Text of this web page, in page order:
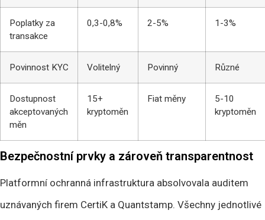
Poplatky za
transakce
0,3-0,8% 2-5% 1-3%
Povinnost KYC Volitelný Povinný Různé
Dostupnost
akceptovaných
měn
15+
kryptoměn
Fiat měny
5-10
kryptoměn
Bezpečnostní prvky a zároveň transparentnost
Platformní ochranná infrastruktura absolvovala auditem
uznávaných firem CertiK a Quantstamp. Všechny jednotlivé